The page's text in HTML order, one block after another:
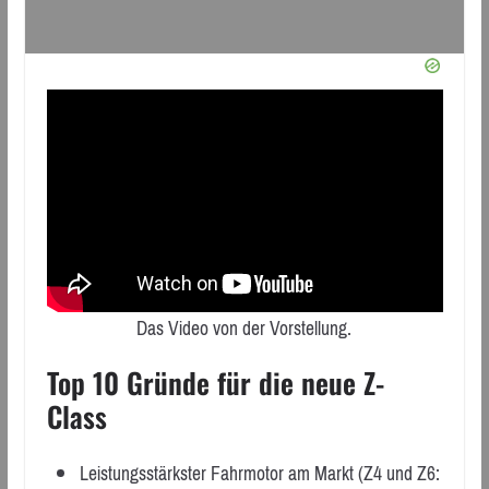
Das Video von der Vorstellung.
Top 10 Gründe für die neue Z-
Class
Leistungsstärkster Fahrmotor am Markt (Z4 und Z6: